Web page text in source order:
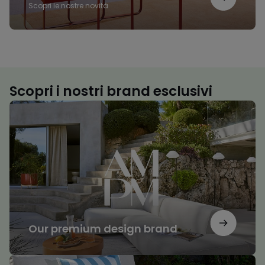
Scopri le nostre novità
Scopri i nostri brand esclusivi
Our premium design brand
Our
design
brand
Il